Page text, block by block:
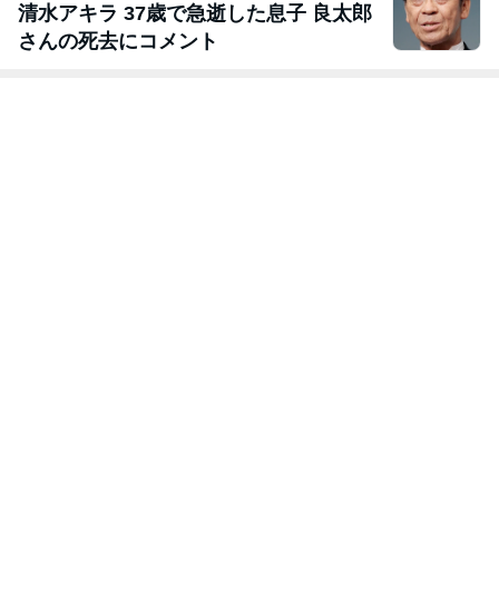
清水アキラ 37歳で急逝した息子 良太郎
さんの死去にコメント